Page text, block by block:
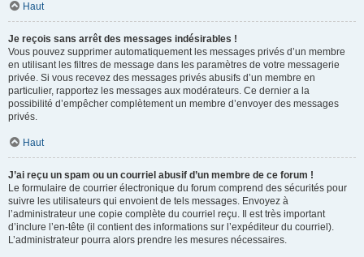
Haut
Je reçois sans arrêt des messages indésirables !
Vous pouvez supprimer automatiquement les messages privés d’un membre
en utilisant les filtres de message dans les paramètres de votre messagerie
privée. Si vous recevez des messages privés abusifs d’un membre en
particulier, rapportez les messages aux modérateurs. Ce dernier a la
possibilité d’empêcher complètement un membre d’envoyer des messages
privés.
Haut
J’ai reçu un spam ou un courriel abusif d’un membre de ce forum !
Le formulaire de courrier électronique du forum comprend des sécurités pour
suivre les utilisateurs qui envoient de tels messages. Envoyez à
l’administrateur une copie complète du courriel reçu. Il est très important
d’inclure l’en-tête (il contient des informations sur l’expéditeur du courriel).
L’administrateur pourra alors prendre les mesures nécessaires.